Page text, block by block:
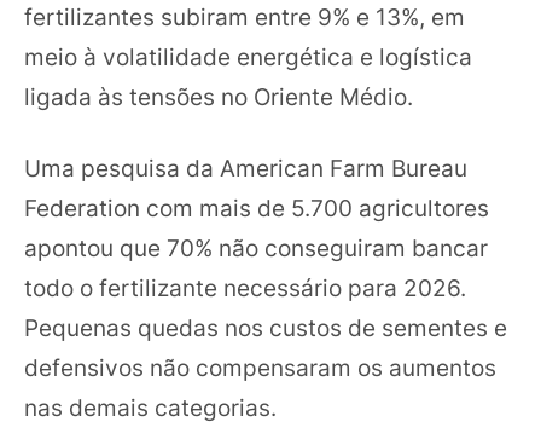
fertilizantes subiram entre 9% e 13%, em
meio à volatilidade energética e logística
ligada às tensões no Oriente Médio.
Uma pesquisa da American Farm Bureau
Federation com mais de 5.700 agricultores
apontou que 70% não conseguiram bancar
todo o fertilizante necessário para 2026.
Pequenas quedas nos custos de sementes e
defensivos não compensaram os aumentos
nas demais categorias.